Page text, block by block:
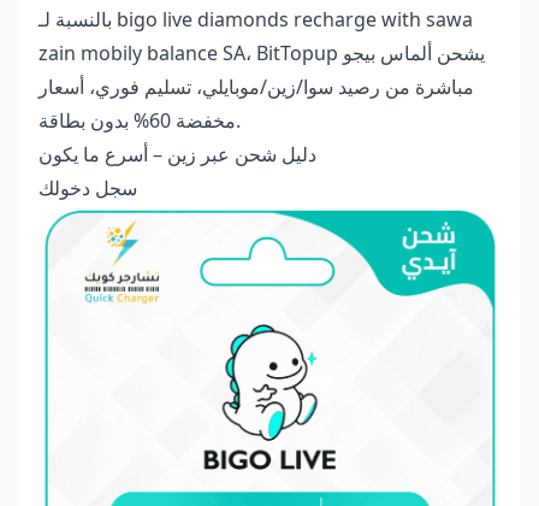
bigo live diamonds recharge with sawa
zain mobily balance SA، BitTopup يشحن ألماس بيجو
مباشرة من رصيد سوا/زين/موبايلي، تسليم فوري، أسعار
مخفضة 60% بدون بطاقة.
دليل شحن عبر زين – أسرع ما يكون
سجل دخولك